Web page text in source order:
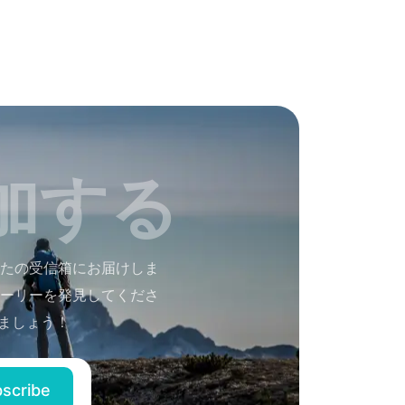
する
の受信箱にお届けしま
リーを発見してくださ
しょう！